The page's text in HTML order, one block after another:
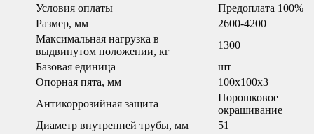
Условия оплаты
Предоплата 100%
Размер, мм
2600-4200
Максимальная нагрузка в
выдвинутом положении, кг
1300
Базовая единица
шт
Опорная пята, мм
100x100x3
Антикоррозийная защита
Порошковое
окрашивание
Диаметр внутренней трубы, мм
51